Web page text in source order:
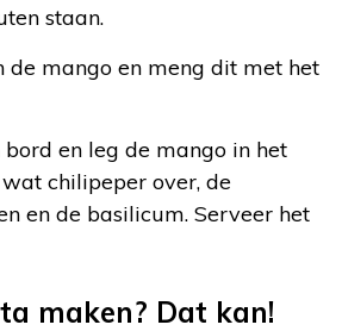
staan.
de mango en meng dit met het
bord en leg de mango in het
chilipeper over, de
en de basilicum. Serveer het
maken? Dat kan!